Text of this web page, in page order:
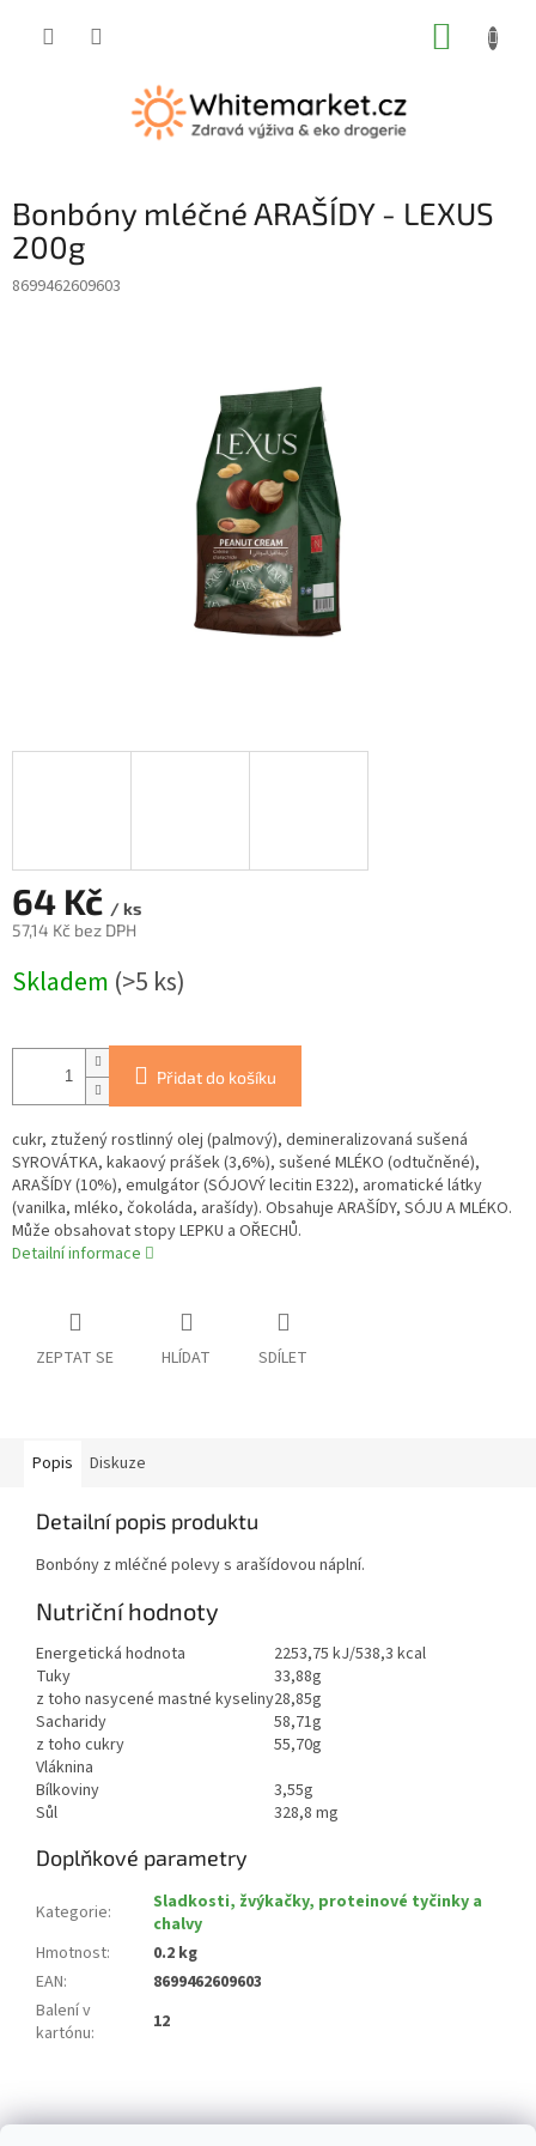
Bonbóny mléčné ARAŠÍDY - LEXUS
200g
8699462609603
64 Kč / ks
57,14 Kč bez DPH
cena:
Skladem (>5 ks)
Přidat do košíku
cukr, ztužený rostlinný olej (palmový), demineralizovaná sušená
SYROVÁTKA, kakaový prášek (3,6%), sušené MLÉKO (odtučněné),
ARAŠÍDY (10%), emulgátor (SÓJOVÝ lecitin E322), aromatické látky
(vanilka, mléko, čokoláda, arašídy). Obsahuje ARAŠÍDY, SÓJU A MLÉKO.
Může obsahovat stopy LEPKU a OŘECHŮ.
Detailní informace
ZEPTAT SE HLÍDAT SDÍLET
Popis Diskuze
Detailní popis produktu
Bonbóny z mléčné polevy s arašídovou náplní.
Nutriční hodnoty
Energetická hodnota
2253,75 kJ/538,3 kcal
Tuky
33,88g
z toho nasycené mastné kyseliny28,85g
Sacharidy
58,71g
z toho cukry
55,70g
Vláknina
Bílkoviny
3,55g
Sůl
328,8 mg
Doplňkové parametry
Kategorie:
Sladkosti, žvýkačky, proteinové tyčinky a
chalvy
Hmotnost:
0.2 kg
EAN:
8699462609603
Balení v
kartónu: 12
á